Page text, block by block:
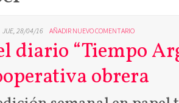
JUE, 28/04/16 AÑADIR NUEVO COMENTARIO
diario “Tiempo
obrera